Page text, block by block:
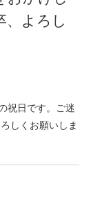
、よろし
祝日です。ご迷
しくお願いしま